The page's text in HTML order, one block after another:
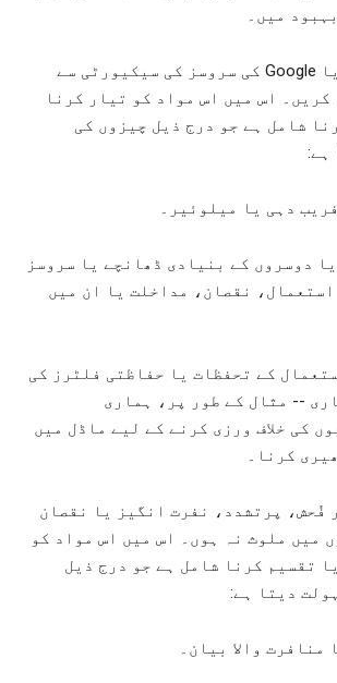
میں۔
دوسروں کی یا Google کی سروسز کی سیکیورٹی سے
کریں۔ اس میں اس مواد کو تیار کرنا
شامل ہے جو درج ذیل چیزوں کی
ہے:
دہی یا میلوئیر۔
‫Google یا دوسروں کے بنیادی ڈھانچے یا سروسز
نقصان، مداخلت یا ان میں
کے تحفظات یا حفاظتی فلٹرز کی
-- مثال کے طور پر، ہماری
کی خلاف ورزی کرنے کے لیے ماڈل میں
کرنا۔
فُحش، پرتشدد، نفرت انگیز یا نقصان
میں ملوث نہ ہوں۔ اس میں اس مواد کو
تقسیم کرنا شامل ہے جو درج ذیل
دیتا ہے:
منافرت والا بیان۔